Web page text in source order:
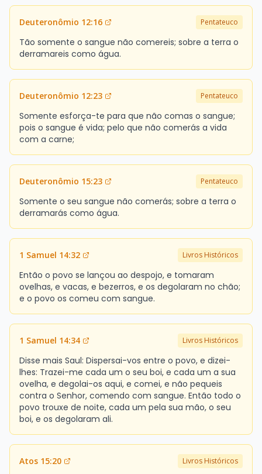
Deuteronômio 12:16 Pentateuco
Tão somente o sangue não comereis; sobre a terra o
derramareis como água.
Deuteronômio 12:23 Pentateuco
Somente esforça-te para que não comas o sangue;
pois o sangue é vida; pelo que não comerás a vida
com a carne;
Deuteronômio 15:23 Pentateuco
Somente o seu sangue não comerás; sobre a terra o
derramarás como água.
1 Samuel 14:32 Livros Históricos
Então o povo se lançou ao despojo, e tomaram
ovelhas, e vacas, e bezerros, e os degolaram no chão;
e o povo os comeu com sangue.
1 Samuel 14:34 Livros Históricos
Disse mais Saul: Dispersai-vos entre o povo, e dizei-
lhes: Trazei-me cada um o seu boi, e cada um a sua
ovelha, e degolai-os aqui, e comei, e não pequeis
contra o Senhor, comendo com sangue. Então todo o
povo trouxe de noite, cada um pela sua mão, o seu
boi, e os degolaram ali.
Atos 15:20 Livros Históricos